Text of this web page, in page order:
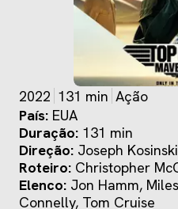
2022 131 min Ação
País: EUA
Duração: 131 min
Direção: Joseph Kosinski
Roteiro:
Elenco: Jon Hamm, Miles Teller, Jennifer
Connelly, Tom Cruise